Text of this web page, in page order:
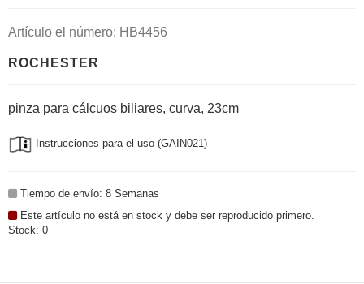
Artículo el número: HB4456
ROCHESTER
pinza para cálcuos biliares, curva, 23cm
Instrucciones para el uso (GAIN021)
Tiempo de envío: 8 Semanas
Este artículo no está en stock y debe ser reproducido primero.
Stock: 0